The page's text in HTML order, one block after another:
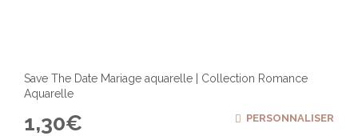
Save The Date Mariage aquarelle | Collection Romance
Aquarelle
1,30€ PERSONNALISER